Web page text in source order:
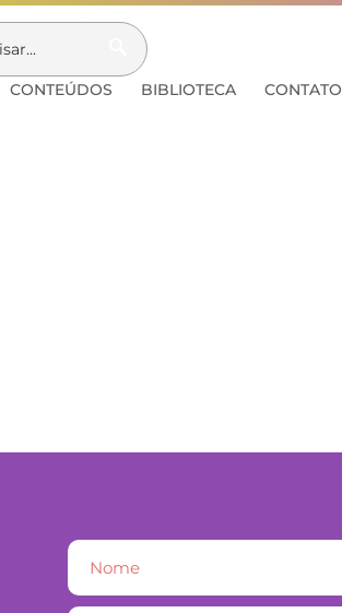
CONTEÚDOS BIBLIOTECA CONTATO